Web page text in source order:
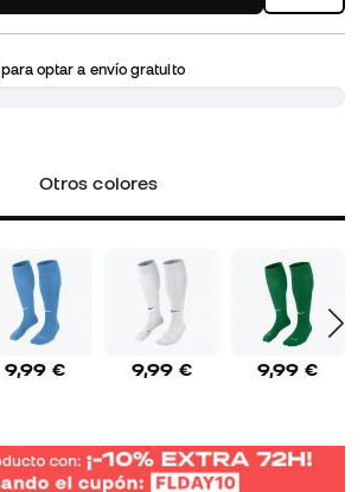
para optar a envío gratuito
Otros colores
9,99 € 9,99 € 9,99 €